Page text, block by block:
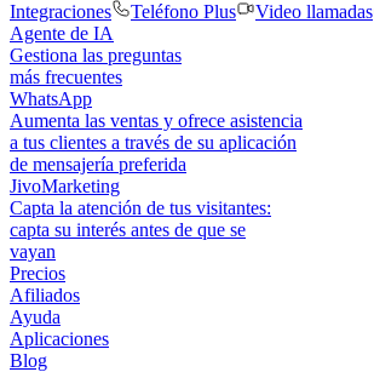
Integraciones
Teléfono Plus Video llamadas
Agente de IA
Gestiona las preguntas
más frecuentes
WhatsApp
Aumenta las ventas y ofrece asistencia
a tus clientes a través de su aplicación
de mensajería preferida
JivoMarketing
Capta la atención de tus visitantes:
capta su interés antes de que se
vayan
Precios
Afiliados
Ayuda
Aplicaciones
Blog